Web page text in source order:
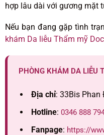
hợp lâu dài với gương mặt
Nếu bạn đang gặp tình
khám Da liễu Thẩm mỹ
PHÒNG KHÁM DA LIỄU
Địa chỉ: 33Bis Phan
Hotline: 0346 888
Fanpage: https://